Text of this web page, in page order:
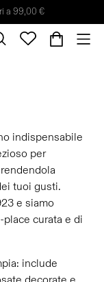
a 99,00 €
indispensabile
per
tuoi gusti.
e siamo
curata e di
include